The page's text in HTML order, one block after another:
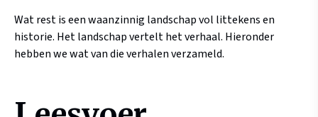
Wat rest is een waanzinnig landschap vol littekens en
historie. Het landschap vertelt het verhaal. Hieronder
hebben we wat van die verhalen verzameld.